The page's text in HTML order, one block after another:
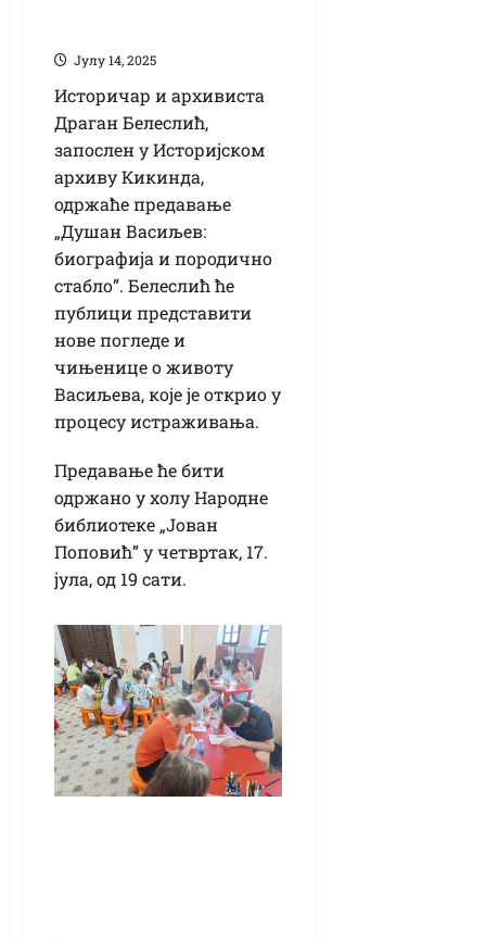
Јулy 14, 2025
Историчар и архивиста
Драган Белеслић,
запослен у Историјском
архиву Кикинда,
одржаће предавање
„Душан Васиљев:
биографија и породично
стабло”. Белеслић ће
публици представити
нове погледе и
чињенице о животу
Васиљева, које је открио у
процесу истраживања.
Предавање ће бити
одржано у холу Народне
библиотеке „Јован
Поповић” у четвртак, 17.
јула, од 19 сати.